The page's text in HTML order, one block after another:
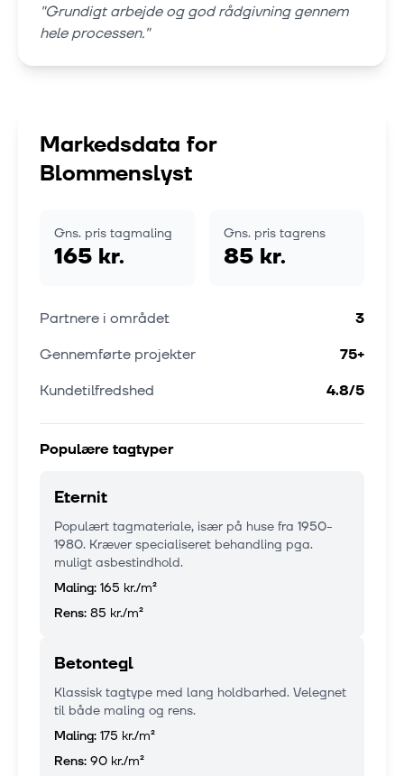
"Grundigt arbejde og god rådgivning gennem
hele processen."
Markedsdata for
Blommenslyst
Gns. pris tagmaling
165 kr.
Gns. pris tagrens
85 kr.
Partnere i området
3
Gennemførte projekter
75+
Kundetilfredshed
4.8/5
Populære tagtyper
Eternit
Populært tagmateriale, især på huse fra 1950-
1980. Kræver specialiseret behandling pga.
muligt asbestindhold.
Maling: 165 kr./m²
Rens: 85 kr./m²
Betontegl
Klassisk tagtype med lang holdbarhed. Velegnet
til både maling og rens.
Maling: 175 kr./m²
Rens: 90 kr./m²